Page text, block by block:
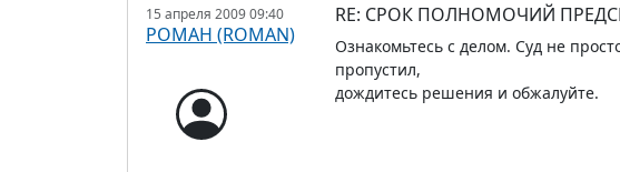
15 апреля 2009 09:40
РОМАН (ROMAN)
RE: СРОК ПОЛНОМОЧИЙ
Ознакомьтесь с делом. Суд не
пропустил,
дождитесь решения и обжалуйте.